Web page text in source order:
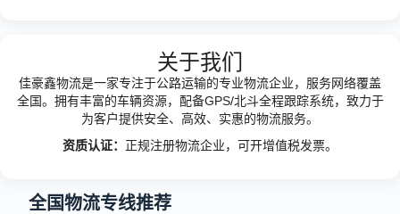
关于我们
佳豪鑫物流是一家专注于公路运输的专业物流企业，服务网络覆盖
全国。拥有丰富的车辆资源，配备GPS/北斗全程跟踪系统，致力于
为客户提供安全、高效、实惠的物流服务。
资质认证： 正规注册物流企业，可开增值税发票。
全国物流专线推荐